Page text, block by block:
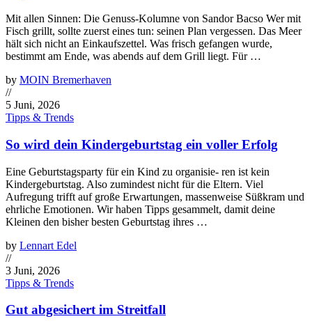
Mit allen Sinnen: Die Genuss-Kolumne von Sandor Bacso Wer mit
Fisch grillt, sollte zuerst eines tun: seinen Plan vergessen. Das Meer
hält sich nicht an Einkaufszettel. Was frisch gefangen wurde,
bestimmt am Ende, was abends auf dem Grill liegt. Für …
by MOIN Bremerhaven
//
5 Juni, 2026
Tipps & Trends
So wird dein Kindergeburtstag ein voller Erfolg
Eine Geburtstagsparty für ein Kind zu organisie- ren ist kein
Kindergeburtstag. Also zumindest nicht für die Eltern. Viel
Aufregung trifft auf große Erwartungen, massenweise Süßkram und
ehrliche Emotionen. Wir haben Tipps gesammelt, damit deine
Kleinen den bisher besten Geburtstag ihres …
by Lennart Edel
//
3 Juni, 2026
Tipps & Trends
Gut abgesichert im Streitfall